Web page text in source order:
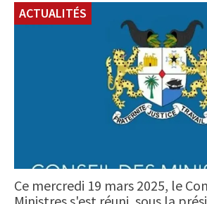
ACTUALITÉS
Ce mercredi 19 mars 2025, le